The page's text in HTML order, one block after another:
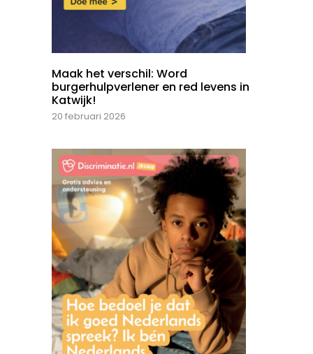
Maak het verschil: Word
burgerhulpverlener en red levens in
Katwijk!
20 februari 2026